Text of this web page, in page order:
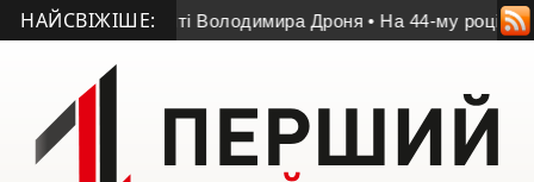
НАЙСВІЖІШЕ:
у матчі пам’яті Володимира Дроня • На 44-му році життя